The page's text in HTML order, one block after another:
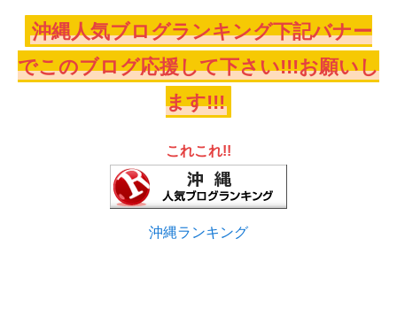
沖縄人気ブログランキング下記バナー
でこのブログ応援して下さい!!!お願いし
ます!!!
これこれ!!
沖縄ランキング